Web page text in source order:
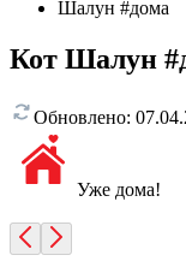
Шалун #дома
Кот Шалун
Обновлено:
Уже дома!